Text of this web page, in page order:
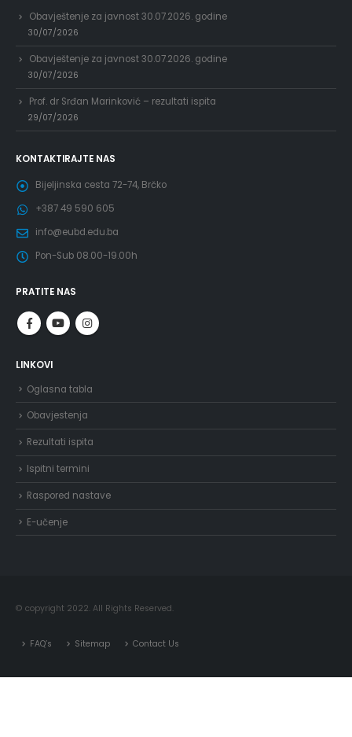
Obavještenje za javnost 30.07.2026. godine
30/07/2026
Obavještenje za javnost 30.07.2026. godine
30/07/2026
Prof. dr Srđan Marinković – rezultati ispita
29/07/2026
KONTAKTIRAJTE NAS
Bijeljinska cesta 72-74, Brčko
+387 49 590 605
info@eubd.edu.ba
Pon-Sub 08.00-19.00h
PRATITE NAS
LINKOVI
Oglasna tabla
Obavjestenja
Rezultati ispita
Ispitni termini
Raspored nastave
E-učenje
© copyright 2022. All Rights Reserved.
FAQ’s Sitemap Contact Us